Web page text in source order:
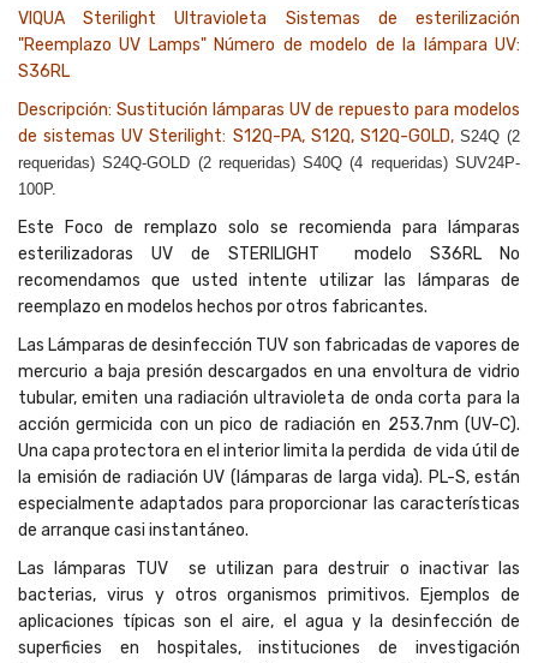
VIQUA Sterilight Ultravioleta Sistemas
de esterilización
"Reemplazo UV Lamps" Número de modelo de la lámpara UV:
S36RL
Descripción: Sustitución lámparas UV de repuesto para modelos
de sistemas UV Sterilight: S12Q-PA, S12Q, S12Q-GOLD, S24Q (2
requeridas) S24Q-GOLD (2 requeridas) S40Q (4 requeridas) SUV24P-
100P.
Este Foco de remplazo solo se recomienda para lámparas
esterilizadoras UV de STERILIGHT modelo S36RL No
recomendamos que usted intente utilizar las lámparas de
reemplazo en modelos hechos por otros fabricantes.
Las Lámparas de desinfección TUV son fabricadas de vapores de
mercurio a baja presión descargados en una envoltura de vidrio
tubular, emiten una radiación ultravioleta de onda corta para la
acción germicida con un pico de radiación en 253.7nm (UV-C).
Una capa protectora en el interior limita la perdida de vida útil de
la emisión de radiación UV (lámparas de larga vida). PL-S, están
especialmente adaptados para proporcionar las características
de arranque casi instantáneo.
Las lámparas TUV se utilizan para destruir o inactivar las
bacterias, virus y otros organismos primitivos. Ejemplos de
aplicaciones típicas son el aire, el agua y la desinfección de
superficies en hospitales, instituciones de investigación